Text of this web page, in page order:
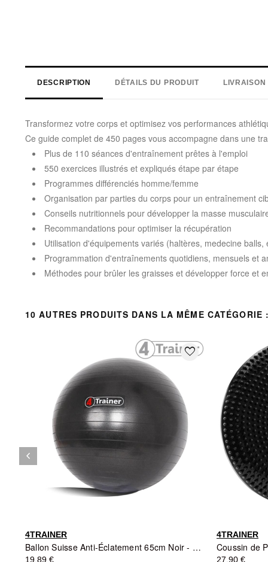
DESCRIPTION DÉTAILS DU PRODUIT LIVRAISON
Transformez votre corps et optimisez vos performances
Ce guide complet de 450 pages vous accompagne dans une
Plus de 110 séances d'entraînement prêtes à l'emploi
550 exercices illustrés et expliqués étape par étape
Programmes différenciés homme/femme
Organisation par parties du corps pour un entraînement
Conseils nutritionnels pour développer la masse
Recommandations pour optimiser la récupération
Utilisation d'équipements variés (haltères, medecine balls,
Programmation d'entraînements quotidiens, mensuels et
Méthodes pour brûler les graisses et développer force et
10 AUTRES PRODUITS DANS LA MÊME CATÉGORIE :
favorite_border
4TRAINER
Ballon Suisse Anti-Éclatement 65cm Noir - 4TRAINER
19,89 €
4TRAINER
27,90 €
Précédent
keyboard_arrow_left